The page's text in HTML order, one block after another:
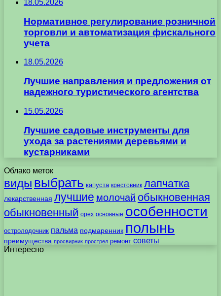
18.05.2026
Нормативное регулирование розничной
торговли и автоматизация фискального
учета
18.05.2026
Лучшие направления и предложения от
надежного туристического агентства
15.05.2026
Лучшие садовые инструменты для
ухода за растениями деревьями и
кустарниками
Облако меток
виды выбрать капуста крестовник лапчатка
лекарственная лучшие молочай обыкновенная
обыкновенный орех основные особенности
остролодочник пальма подмаренник полынь
преимущества просвирник прострел ремонт советы
Интересно